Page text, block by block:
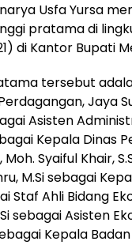
Usfa Yursa
pratama di
di Kantor Bupati
tersebut
Jaya
Asisten
Kepala Dinas
Syaiful Khair,
M.Si sebagai
Staf Ahli Bidang
sebagai Asisten
Kepala